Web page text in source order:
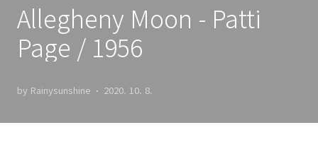
Allegheny Moon - Patti
Page / 1956
by Rainysunshine 2020. 10. 8.